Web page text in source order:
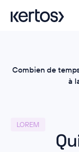
Combien de
à
LOREM